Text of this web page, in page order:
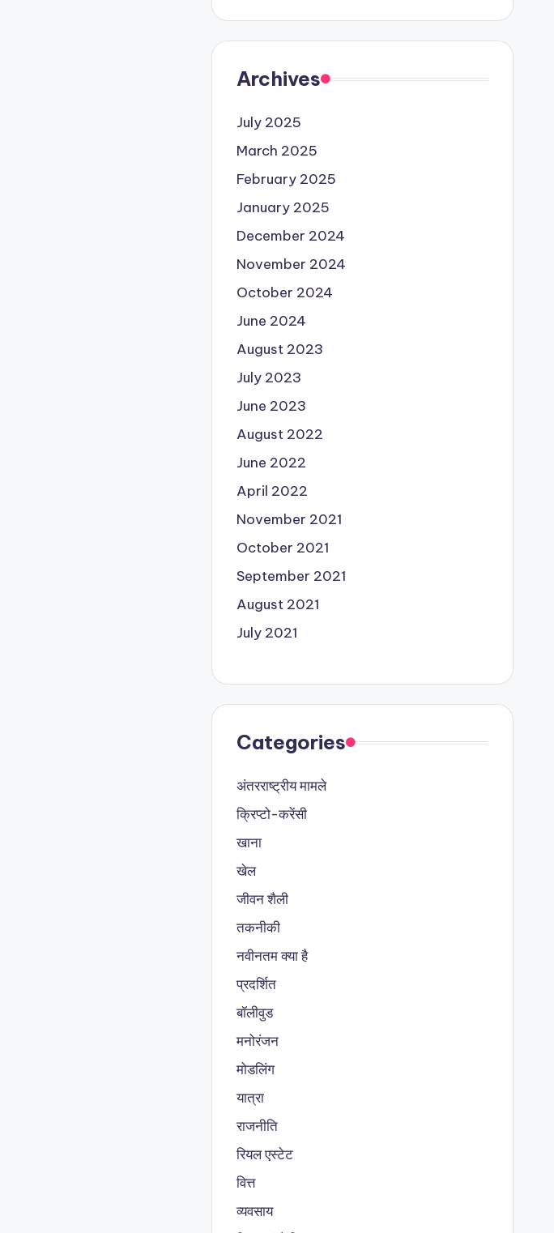
Archives
July 2025
March 2025
February 2025
January 2025
December 2024
November 2024
October 2024
June 2024
August 2023
July 2023
June 2023
August 2022
June 2022
April 2022
November 2021
October 2021
September 2021
August 2021
July 2021
Categories
अंतरराष्ट्रीय मामले
क्रिप्टो-करेंसी
खाना
खेल
जीवन शैली
तकनीकी
नवीनतम क्या है
प्रदर्शित
बॉलीवुड
मनोरंजन
मोडलिंग
यात्रा
राजनीति
रियल एस्टेट
वित्त
व्यवसाय